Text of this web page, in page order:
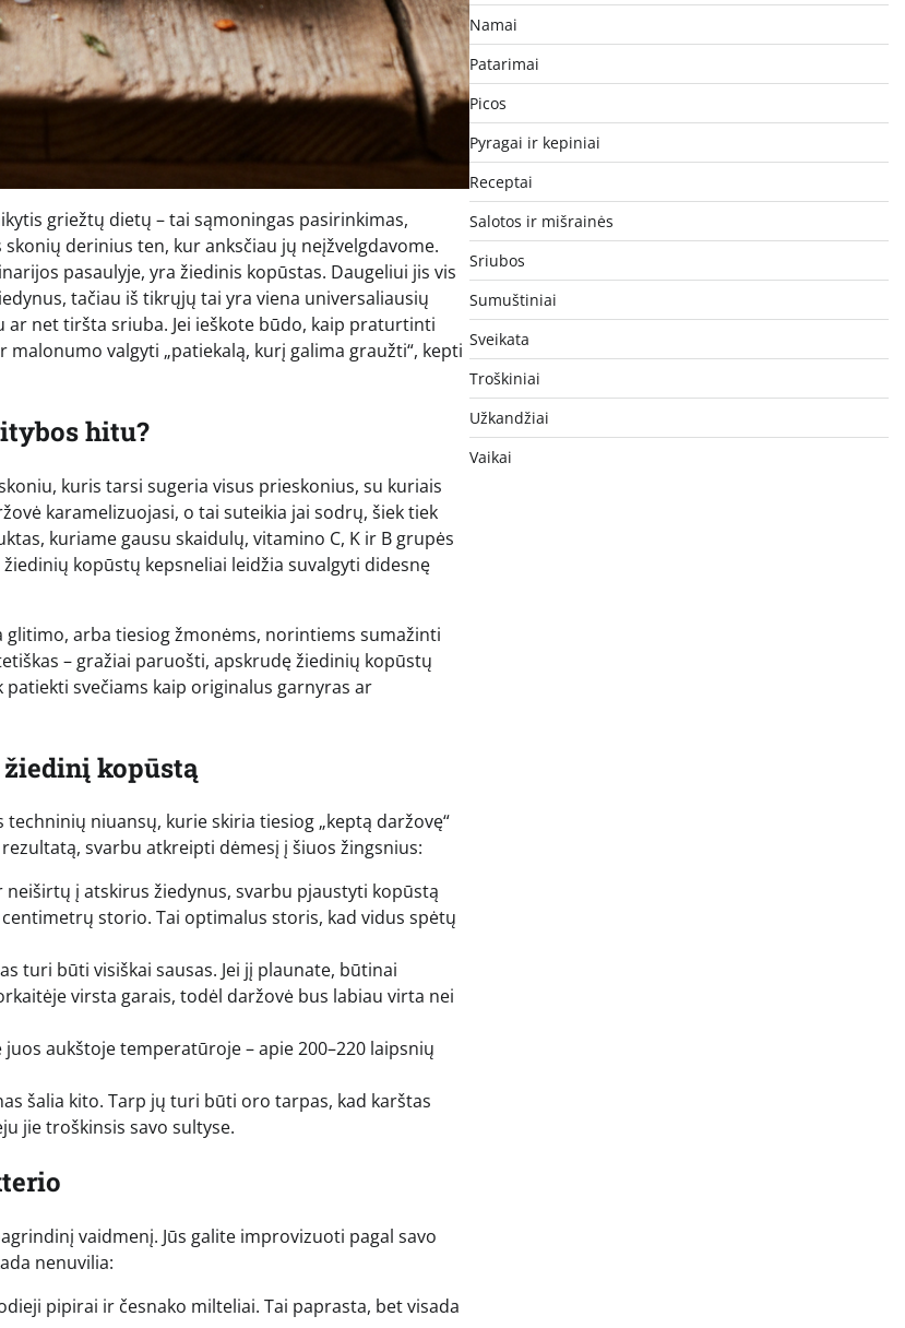
griežtų dietų – tai sąmoningas pasirinkimas,
derinius ten, kur anksčiau jų neįžvelgdavome.
pasaulyje, yra žiedinis kopūstas. Daugeliui jis vis
tačiau iš tikrųjų tai yra viena universaliausių
ar net tiršta sriuba. Jei ieškote būdo, kaip praturtinti
valgyti „patiekalą, kurį galima graužti“, kepti
hitu?
kuris tarsi sugeria visus prieskonius, su kuriais
karamelizuojasi, o tai suteikia jai sodrų, šiek tiek
kuriame gausu skaidulų, vitamino C, K ir B grupės
kopūstų kepsneliai leidžia suvalgyti didesnę
glitimo, arba tiesiog žmonėms, norintiems sumažinti
– gražiai paruošti, apskrudę žiedinių kopūstų
svečiams kaip originalus garnyras ar
kopūstą
niuansų, kurie skiria tiesiog „keptą daržovę“
svarbu atkreipti dėmesį į šiuos žingsnius:
į atskirus žiedynus, svarbu pjaustyti kopūstą
storio. Tai optimalus storis, kad vidus spėtų
turi būti visiškai sausas. Jei jį plaunate, būtinai
virsta garais, todėl daržovė bus labiau virta nei
aukštoje temperatūroje – apie 200–220 laipsnių
šalia kito. Tarp jų turi būti oro tarpas, kad karštas
jie troškinsis savo sultyse.
vaidmenį. Jūs galite improvizuoti pagal savo
nenuvilia:
pipirai ir česnako milteliai. Tai paprasta, bet visada
Namai
Patarimai
Picos
Pyragai ir kepiniai
Receptai
Salotos ir mišrainės
Sriubos
Sumuštiniai
Sveikata
Troškiniai
Užkandžiai
Vaikai